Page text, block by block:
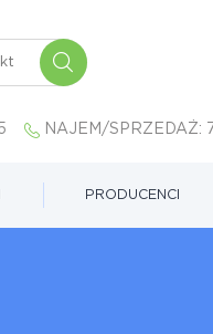
NAJEM/SPRZEDAŻ:
PRODUCENCI